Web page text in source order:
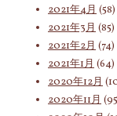
2021年4月 (58)
2021年3月 (85)
2021年2月 (74)
2021年1月 (64)
2020年12月
2020年11月